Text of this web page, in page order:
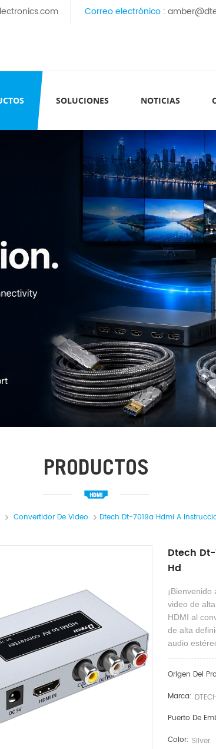
Correo electrónico :
SOLUCIONES NOTICIAS
PRODUCTOS
Convertidor De Video Dtech Dt-7019a Hdmi A
Dtech
Hd
video de
HDMI al
de alta
audio
Origen Del
Marca:
Puerto De
Color: Silver